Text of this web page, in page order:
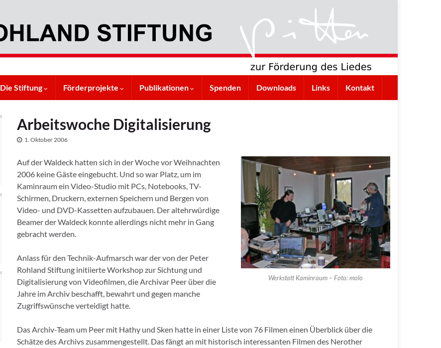
Die Stiftung Förderprojekte Publikationen Spenden Downloads Links Kontakt
Arbeitswoche Digitalisierung
1. Oktober 2006
Werkstatt Kaminraum – Foto: molo
Auf der Waldeck hatten sich in der Woche vor Weihnachten
2006 keine Gäste eingebucht. Und so war Platz, um im
Kaminraum ein Video-Studio mit PCs, Notebooks, TV-
Schirmen, Druckern, externen Speichern und Bergen von
Video- und DVD-Kassetten aufzubauen. Der altehrwürdige
Beamer der Waldeck konnte allerdings nicht mehr in Gang
gebracht werden.
Anlass für den Technik-Aufmarsch war der von der Peter
Rohland Stiftung initiierte Workshop zur Sichtung und
Digitalisierung von Videofilmen, die Archivar Peer über die
Jahre im Archiv beschafft, bewahrt und gegen manche
Zugriffswünsche verteidigt hatte.
Das Archiv-Team um Peer mit Hathy und Sken hatte in einer Liste von 76 Filmen einen Überblick über die
Schätze des Archivs zusammengestellt. Das fängt an mit historisch interessanten Filmen des Nerother